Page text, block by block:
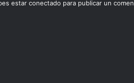
estar conectado para publicar un